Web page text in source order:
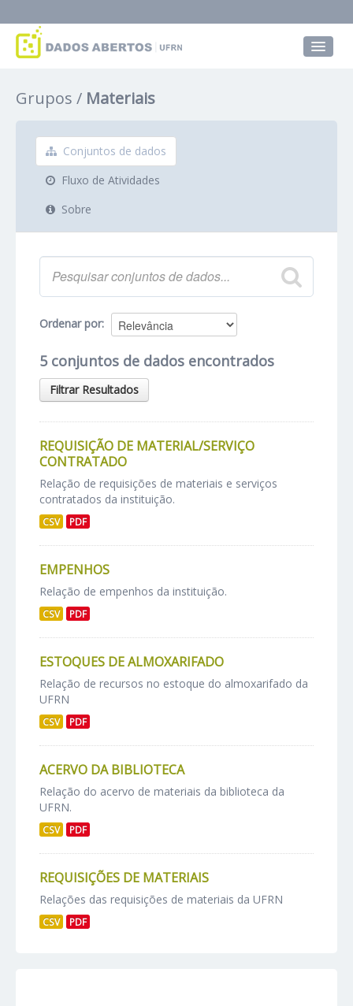
Grupos
Sobre
Grupos Materiais
Conjuntos de dados
Fluxo de Atividades
Sobre
Ordenar por
5 conjuntos de dados encontrados
Filtrar Resultados
REQUISIÇÃO DE MATERIAL/SERVIÇO
CONTRATADO
Relação de requisições de materiais e serviços
contratados da instituição.
CSV PDF
EMPENHOS
Relação de empenhos da instituição.
CSV PDF
ESTOQUES DE ALMOXARIFADO
Relação de recursos no estoque do almoxarifado da
UFRN
CSV PDF
ACERVO DA BIBLIOTECA
Relação do acervo de materiais da biblioteca da
UFRN.
CSV PDF
REQUISIÇÕES DE MATERIAIS
Relações das requisições de materiais da UFRN
CSV PDF